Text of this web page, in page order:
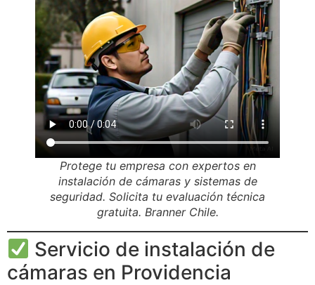
Protege tu empresa con expertos en
instalación de cámaras y sistemas de
seguridad. Solicita tu evaluación técnica
gratuita. Branner Chile.
Servicio de instalación de
cámaras en Providencia